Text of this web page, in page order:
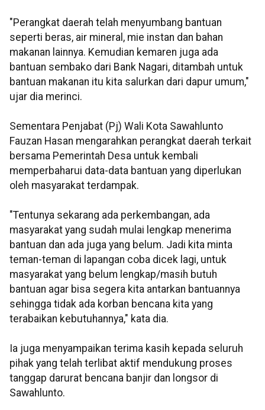
"Perangkat daerah telah menyumbang bantuan
seperti beras, air mineral, mie instan dan bahan
makanan lainnya. Kemudian kemaren juga ada
bantuan sembako dari Bank Nagari, ditambah untuk
bantuan makanan itu kita salurkan dari dapur umum,"
ujar dia merinci.
Sementara Penjabat (Pj) Wali Kota Sawahlunto
Fauzan Hasan mengarahkan perangkat daerah terkait
bersama Pemerintah Desa untuk kembali
memperbaharui data-data bantuan yang diperlukan
oleh masyarakat terdampak.
"Tentunya sekarang ada perkembangan, ada
masyarakat yang sudah mulai lengkap menerima
bantuan dan ada juga yang belum. Jadi kita minta
teman-teman di lapangan coba dicek lagi, untuk
masyarakat yang belum lengkap/masih butuh
bantuan agar bisa segera kita antarkan bantuannya
sehingga tidak ada korban bencana kita yang
terabaikan kebutuhannya," kata dia.
Ia juga menyampaikan terima kasih kepada seluruh
pihak yang telah terlibat aktif mendukung proses
tanggap darurat bencana banjir dan longsor di
Sawahlunto.